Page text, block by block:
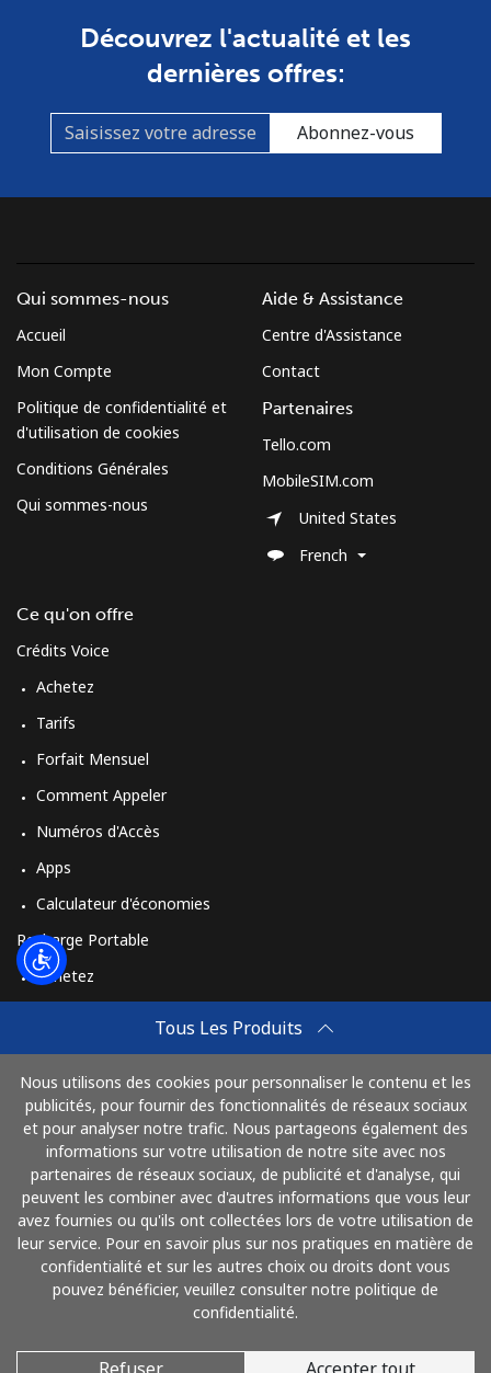
Découvrez l'actualité et les
dernières offres:
Abonnez-vous
Tous Les Produits
Nous utilisons des cookies pour personnaliser le contenu et les
publicités, pour fournir des fonctionnalités de réseaux sociaux
et pour analyser notre trafic. Nous partageons également des
informations sur votre utilisation de notre site avec nos
partenaires de réseaux sociaux, de publicité et d'analyse, qui
peuvent les combiner avec d'autres informations que vous leur
avez fournies ou qu'ils ont collectées lors de votre utilisation de
leur service. Pour en savoir plus sur nos pratiques en matière de
confidentialité et sur les autres choix ou droits dont vous
pouvez bénéficier, veuillez consulter notre politique de
confidentialité.
Refuser Accepter tout
Qui sommes-nous
Accueil
Mon Compte
Politique de confidentialité et
d'utilisation de cookies
Conditions Générales
Qui sommes-nous
Ce qu'on offre
Crédits Voice
Achetez
Tarifs
Forfait Mensuel
Comment Appeler
Numéros d'Accès
Apps
Calculateur d'économies
Recharge Portable
Achetez
Achetez
Mode de fonctionnement
Aide & Assistance
Centre d'Assistance
Contact
Partenaires
Tello.com
MobileSIM.com
United States
French
Payez avec